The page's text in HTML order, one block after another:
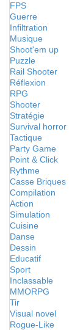
FPS
Guerre
Infiltration
Musique
Shoot'em up
Puzzle
Rail Shooter
Réflexion
RPG
Shooter
Stratégie
Survival horror
Tactique
Party Game
Point & Click
Rythme
Casse Briques
Compilation
Action
Simulation
Cuisine
Danse
Dessin
Educatif
Sport
Inclassable
MMORPG
Tir
Visual novel
Rogue-Like